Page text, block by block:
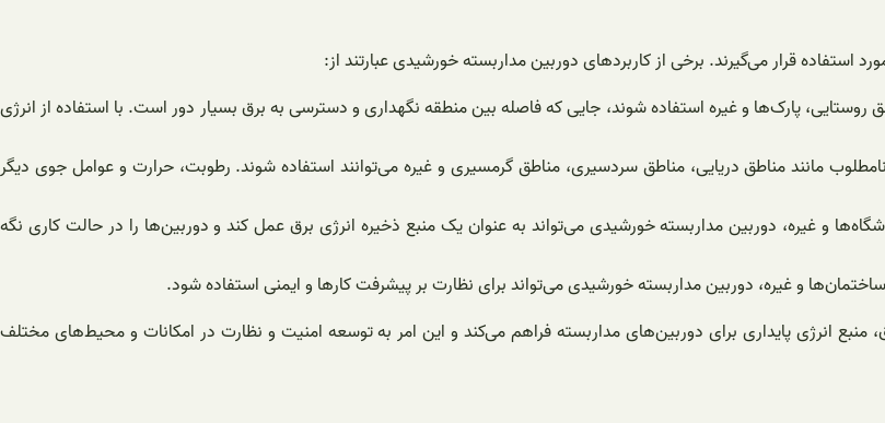
قرار می‌گیرند. برخی از کاربردهای دوربین مداربسته خورشیدی عبارتند از:
روستایی، پارک‌ها و غیره استفاده شوند، جایی که فاصله بین منطقه نگهداری و دسترسی به برق بسیار دور است. با استفاده از انرژی
مانند مناطق دریایی، مناطق سردسیری، مناطق گرمسیری و غیره می‌توانند استفاده شوند. رطوبت، حرارت و عوامل جوی دیگر
و غیره، دوربین مداربسته خورشیدی می‌تواند به عنوان یک منبع ذخیره انرژی برق عمل کند و دوربین‌ها را در حالت کاری نگه
و غیره، دوربین مداربسته خورشیدی می‌تواند برای نظارت بر پیشرفت کارها و ایمنی استفاده شود.
منبع انرژی پایداری برای دوربین‌های مداربسته فراهم می‌کند و این امر به توسعه امنیت و نظارت در امکانات و محیط‌های مختلف